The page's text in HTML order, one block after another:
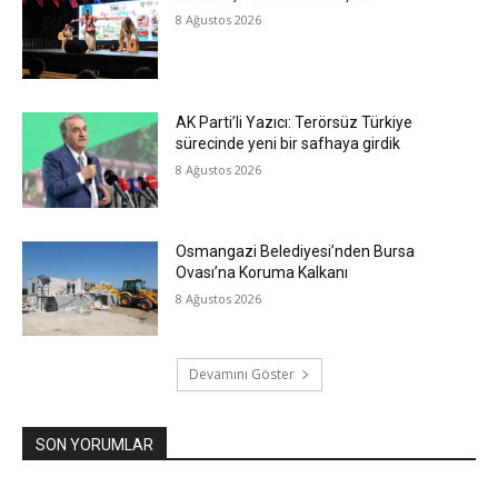
8 Ağustos 2026
AK Parti’li Yazıcı: Terörsüz Türkiye
sürecinde yeni bir safhaya girdik
8 Ağustos 2026
Osmangazi Belediyesi’nden Bursa
Ovası’na Koruma Kalkanı
8 Ağustos 2026
Devamını Göster
SON YORUMLAR